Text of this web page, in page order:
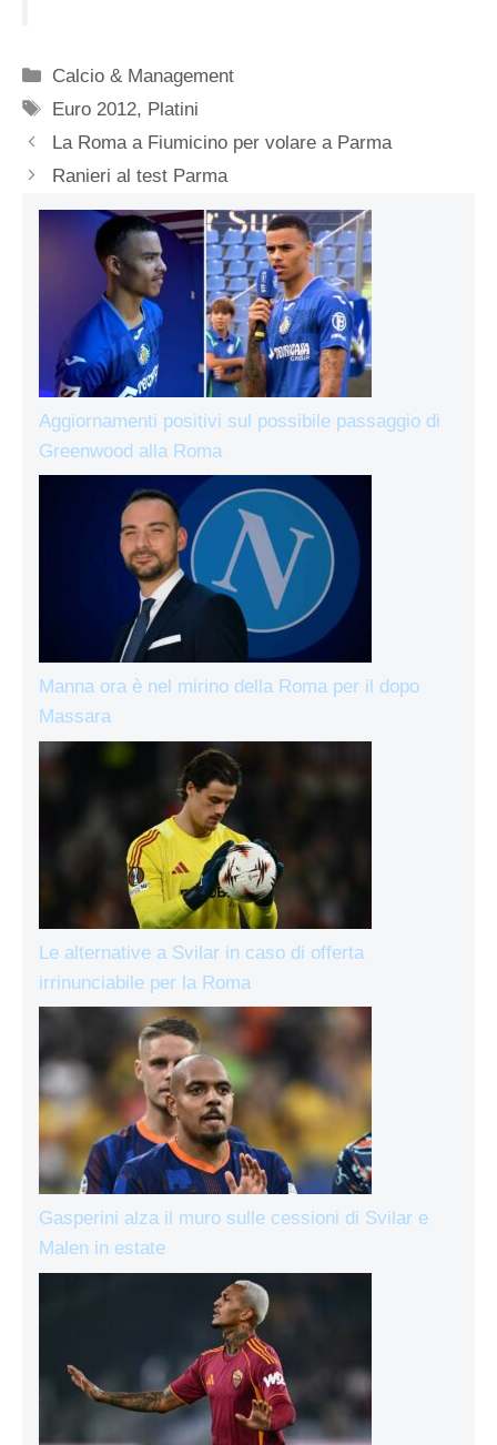
Categorie
Calcio & Management
Tag
Euro 2012, Platini
La Roma a Fiumicino per volare a Parma
Ranieri al test Parma
Aggiornamenti positivi sul possibile passaggio di
Greenwood alla Roma
Manna ora è nel mirino della Roma per il dopo
Massara
Le alternative a Svilar in caso di offerta
irrinunciabile per la Roma
Gasperini alza il muro sulle cessioni di Svilar e
Malen in estate